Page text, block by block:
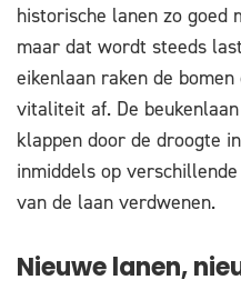
historische lanen zo goed
maar dat wordt steeds
eikenlaan raken de
vitaliteit af. De
klappen door de droogte
inmiddels op
van de laan verdwenen.
Nieuwe lanen,